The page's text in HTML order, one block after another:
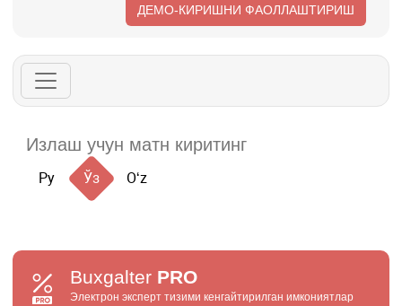
ДЕМО-КИРИШНИ ФАОЛЛАШТИРИШ
Ру Ўз Oʻz
Buxgalter PRO
Электрон эксперт тизими кенгайтирилган имкониятлар